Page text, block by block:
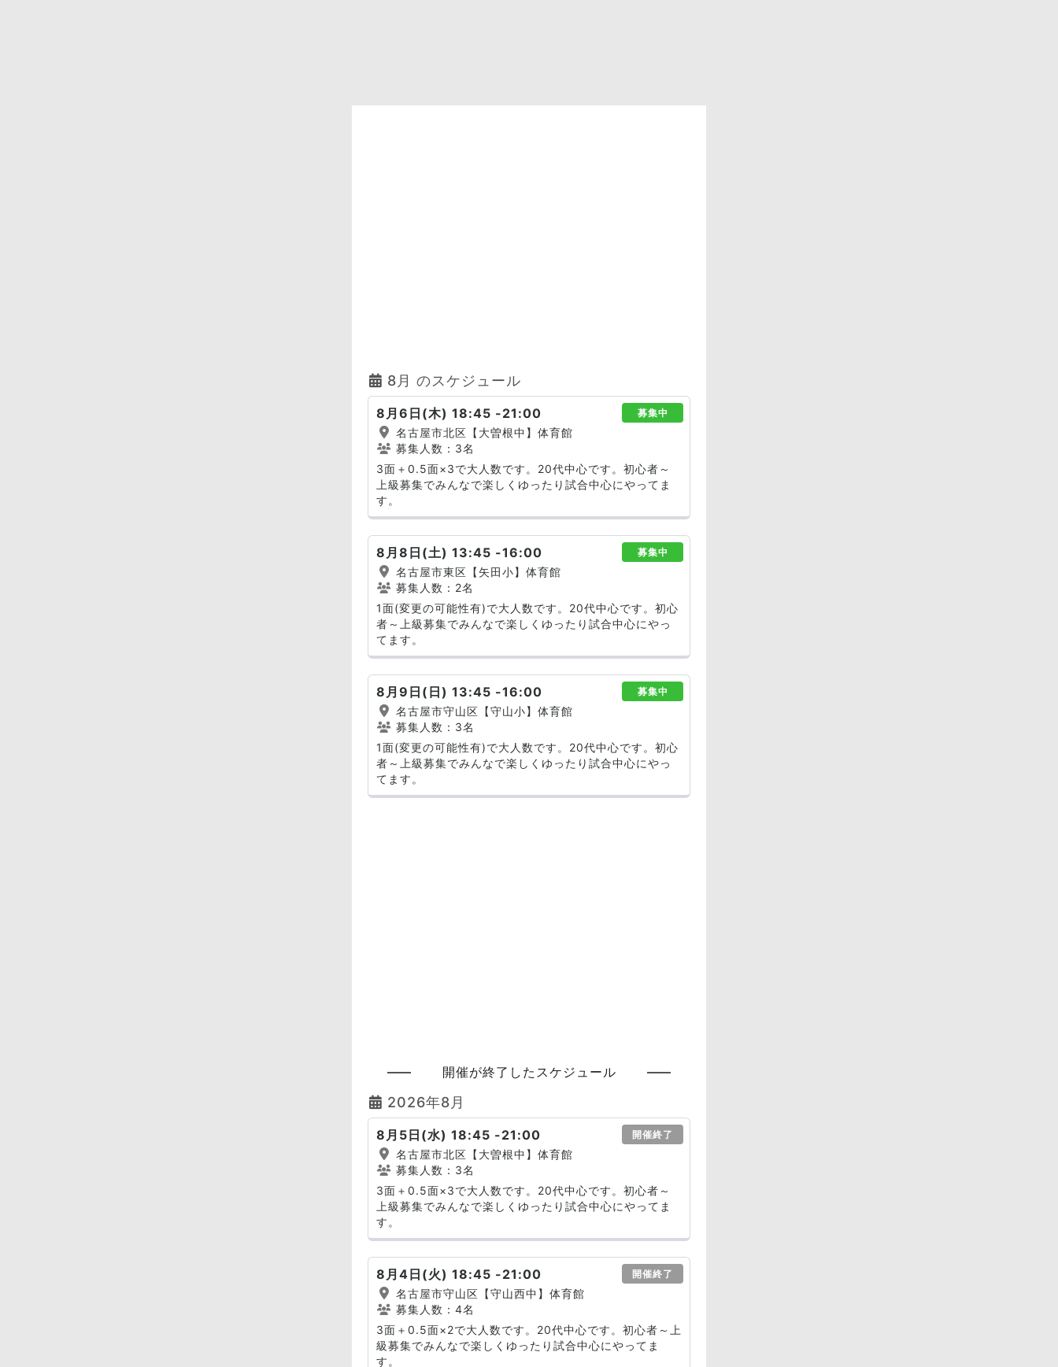
8月 のスケジュール
8月6日(木) 18:45 -21:00 募集中
名古屋市北区【大曽根中】体育館
募集人数：3名
3面＋0.5面×3で大人数です。20代中心です。初心者～
上級募集でみんなで楽しくゆったり試合中心にやってま
す。
8月8日(土) 13:45 -16:00 募集中
名古屋市東区【矢田小】体育館
募集人数：2名
1面(変更の可能性有)で大人数です。20代中心です。初心
者～上級募集でみんなで楽しくゆったり試合中心にやっ
てます。
8月9日(日) 13:45 -16:00 募集中
名古屋市守山区【守山小】体育館
募集人数：3名
1面(変更の可能性有)で大人数です。20代中心です。初心
者～上級募集でみんなで楽しくゆったり試合中心にやっ
てます。
開催が終了したスケジュール
2026年8月
8月5日(水) 18:45 -21:00 開催終了
名古屋市北区【大曽根中】体育館
募集人数：3名
3面＋0.5面×3で大人数です。20代中心です。初心者～
上級募集でみんなで楽しくゆったり試合中心にやってま
す。
8月4日(火) 18:45 -21:00 開催終了
名古屋市守山区【守山西中】体育館
募集人数：4名
3面＋0.5面×2で大人数です。20代中心です。初心者～上
級募集でみんなで楽しくゆったり試合中心にやってま
す。